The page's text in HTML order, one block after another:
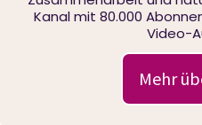
Kanal mit 80.000
Video-
Mehr